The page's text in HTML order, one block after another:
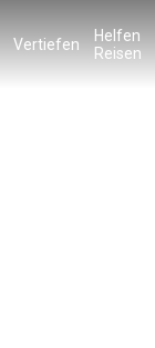
Vertiefen
Helfen
Reisen